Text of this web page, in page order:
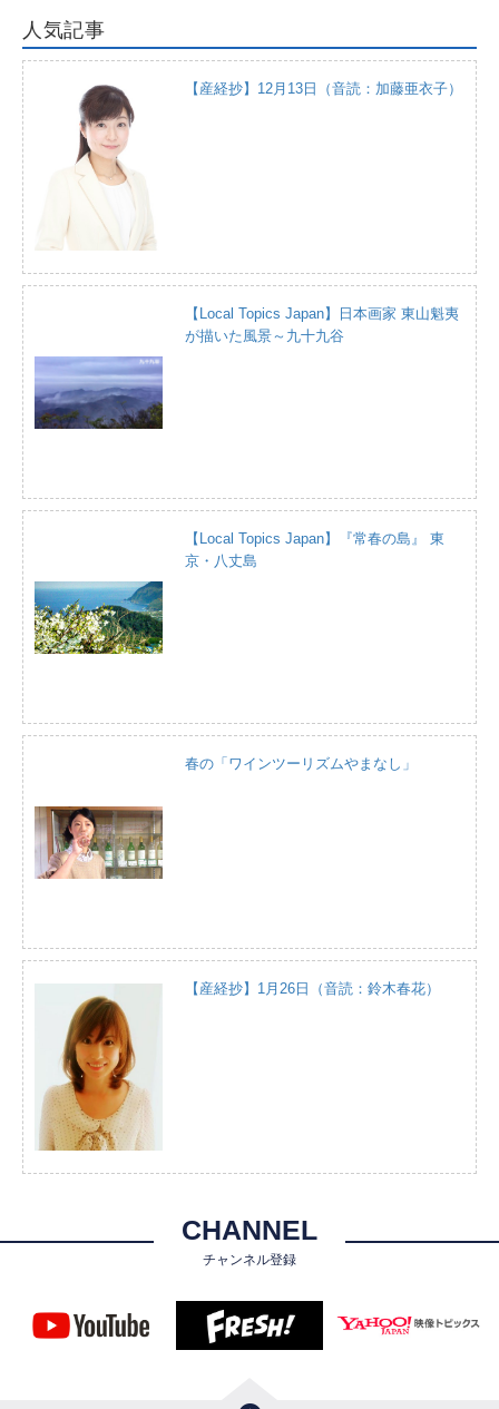
人気記事
【産経抄】12月13日（音読：加藤亜衣子）
【Local Topics Japan】日本画家 東山魁夷
が描いた風景～九十九谷
【Local Topics Japan】『常春の島』 東
京・八丈島
春の「ワインツーリズムやまなし」
【産経抄】1月26日（音読：鈴木春花）
CHANNEL
チャンネル登録